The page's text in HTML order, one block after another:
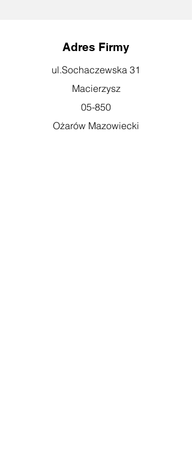
Adres Firmy
ul.Sochaczewska 31
Macierzysz
05-850
Ożarów Mazowiecki